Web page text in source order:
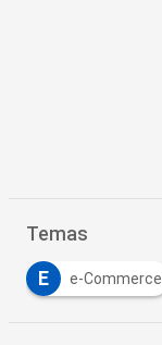
Temas
E e-Commerce